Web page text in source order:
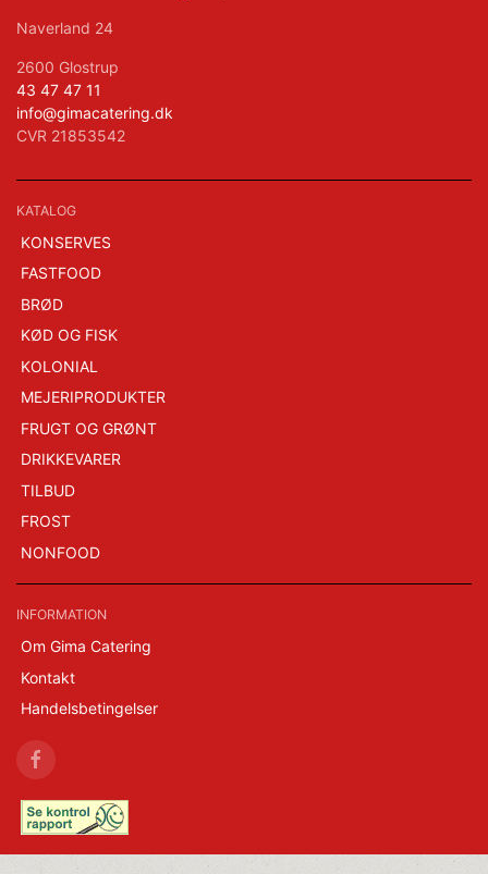
Naverland 24
2600 Glostrup
43 47 47 11
info@gimacatering.dk
CVR 21853542
KATALOG
KONSERVES
FASTFOOD
BRØD
KØD OG FISK
KOLONIAL
MEJERIPRODUKTER
FRUGT OG GRØNT
DRIKKEVARER
TILBUD
FROST
NONFOOD
INFORMATION
Om Gima Catering
Kontakt
Handelsbetingelser